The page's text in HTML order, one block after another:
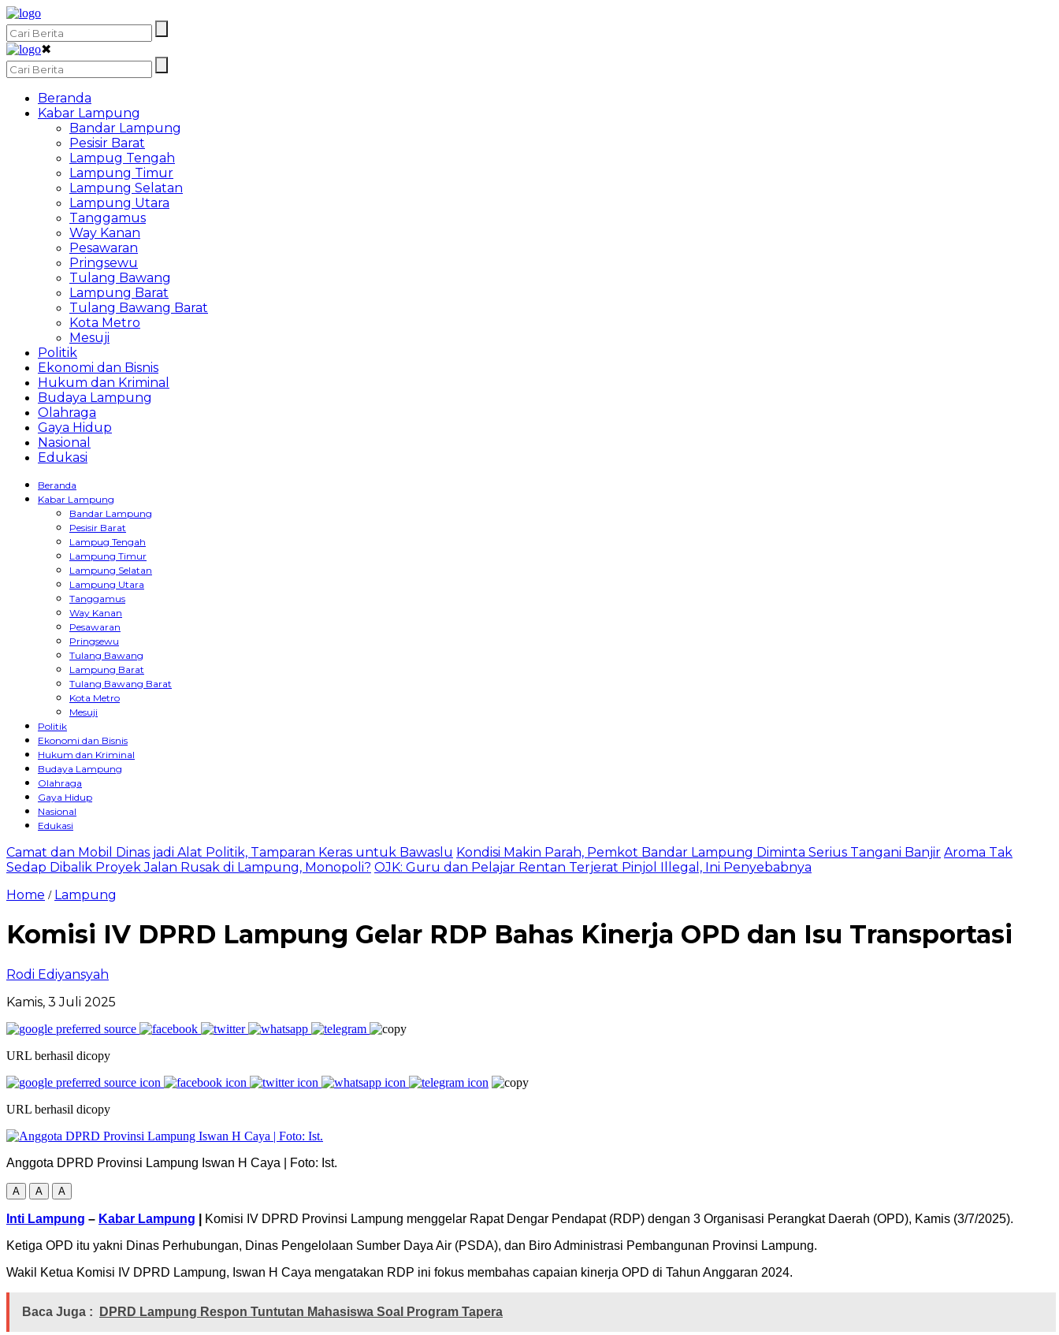
✖
Beranda
Kabar Lampung
Bandar Lampung
Pesisir Barat
Lampug Tengah
Lampung Timur
Lampung Selatan
Lampung Utara
Tanggamus
Way Kanan
Pesawaran
Pringsewu
Tulang Bawang
Lampung Barat
Tulang Bawang Barat
Kota Metro
Mesuji
Politik
Ekonomi dan Bisnis
Hukum dan Kriminal
Budaya Lampung
Olahraga
Gaya Hidup
Nasional
Edukasi
Beranda
Kabar Lampung
Bandar Lampung
Pesisir Barat
Lampug Tengah
Lampung Timur
Lampung Selatan
Lampung Utara
Tanggamus
Way Kanan
Pesawaran
Pringsewu
Tulang Bawang
Lampung Barat
Tulang Bawang Barat
Kota Metro
Mesuji
Politik
Ekonomi dan Bisnis
Hukum dan Kriminal
Budaya Lampung
Olahraga
Gaya Hidup
Nasional
Edukasi
Camat dan Mobil Dinas jadi Alat Politik, Tamparan Keras untuk Bawaslu Kondisi Makin Parah, Pemkot Bandar Lampung Diminta Serius Tangani Banjir Aroma Tak
Sedap Dibalik Proyek Jalan Rusak di Lampung, Monopoli? OJK: Guru dan Pelajar Rentan Terjerat Pinjol Illegal, Ini Penyebabnya
Home / Lampung
Komisi IV DPRD Lampung Gelar RDP Bahas Kinerja OPD dan Isu Transportasi
Rodi Ediyansyah
Kamis, 3 Juli 2025
URL berhasil dicopy
URL berhasil dicopy
Anggota DPRD Provinsi Lampung Iswan H Caya | Foto: Ist.
A A A
Inti Lampung – Kabar Lampung
Komisi IV DPRD Provinsi Lampung menggelar Rapat Dengar Pendapat (RDP) dengan 3 Organisasi Perangkat Daerah (OPD), Kamis (3/7/2025).
Ketiga OPD itu yakni Dinas Perhubungan, Dinas Pengelolaan Sumber Daya Air (PSDA), dan Biro Administrasi Pembangunan Provinsi Lampung.
Wakil Ketua Komisi IV DPRD Lampung, Iswan H Caya mengatakan RDP ini fokus membahas capaian kinerja OPD di Tahun Anggaran 2024.
Baca Juga : DPRD Lampung Respon Tuntutan Mahasiswa Soal Program Tapera